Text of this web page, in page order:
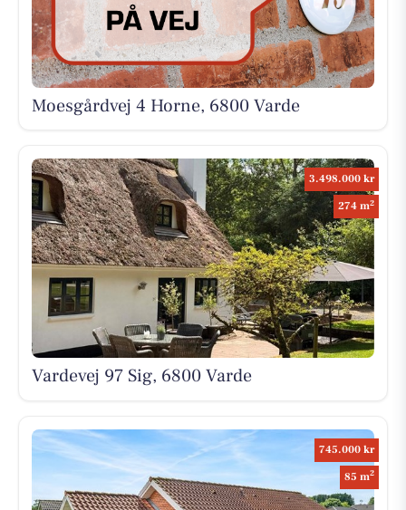
Moesgårdvej 4 Horne, 6800 Varde
3.498.000 kr
274 m2
Vardevej 97 Sig, 6800 Varde
745.000 kr
85 m2